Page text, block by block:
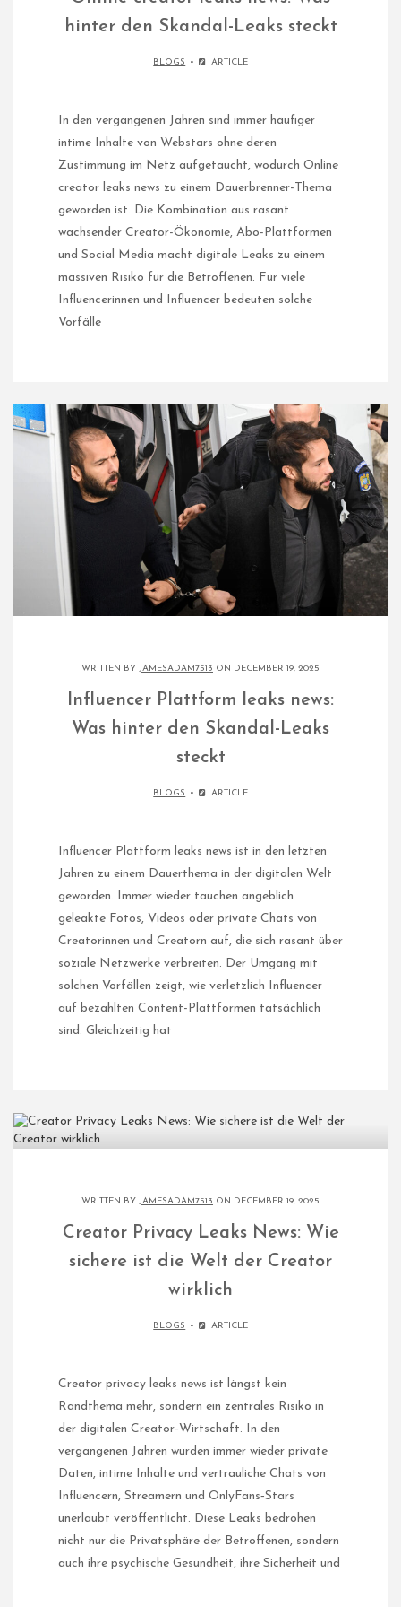
hinter den Skandal-Leaks steckt​
BLOGS ARTICLE
In den vergangenen Jahren sind immer häufiger
intime Inhalte von Webstars ohne deren
Zustimmung im Netz aufgetaucht, wodurch Online
creator leaks news zu einem Dauerbrenner-Thema
geworden ist. Die Kombination aus rasant
wachsender Creator-Ökonomie, Abo-Plattformen
und Social Media macht digitale Leaks zu einem
massiven Risiko für die Betroffenen. Für viele
Influencerinnen und Influencer bedeuten solche
Vorfälle
WRITTEN BY JAMESADAM7513 ON DECEMBER 19, 2025
Influencer Plattform leaks news:
Was hinter den Skandal-Leaks
steckt
BLOGS ARTICLE
Influencer Plattform leaks news ist in den letzten
Jahren zu einem Dauerthema in der digitalen Welt
geworden. Immer wieder tauchen angeblich
geleakte Fotos, Videos oder private Chats von
Creatorinnen und Creatorn auf, die sich rasant über
soziale Netzwerke verbreiten. Der Umgang mit
solchen Vorfällen zeigt, wie verletzlich Influencer
auf bezahlten Content-Plattformen tatsächlich
sind.​ Gleichzeitig hat
WRITTEN BY JAMESADAM7513 ON DECEMBER 19, 2025
Creator Privacy Leaks News: Wie
sichere ist die Welt der Creator
wirklich
BLOGS ARTICLE
Creator privacy leaks news ist längst kein
Randthema mehr, sondern ein zentrales Risiko in
der digitalen Creator‑Wirtschaft. In den
vergangenen Jahren wurden immer wieder private
Daten, intime Inhalte und vertrauliche Chats von
Influencern, Streamern und OnlyFans‑Stars
unerlaubt veröffentlicht. Diese Leaks bedrohen
nicht nur die Privatsphäre der Betroffenen, sondern
auch ihre psychische Gesundheit, ihre Sicherheit und